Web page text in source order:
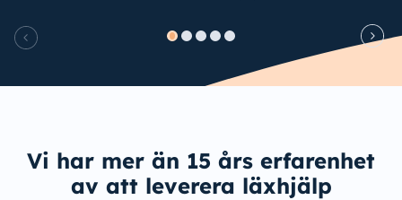
Vi har mer än 15 års erfarenhet
av att leverera läxhjälp